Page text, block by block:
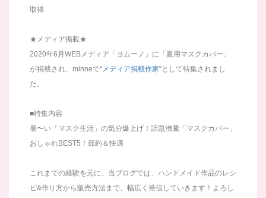
取得
★メディア掲載★
2020年6月WEBメディア「ヨムーノ」に「夏用マスクカバー」
が掲載され、minneで“メディア掲載作家”として特集されまし
た。
■特集内容
暑〜い「マスク生活」の気分爆上げ！話題沸騰「マスクカバー」
おしゃれBEST5！節約＆快適
これまでの経験を元に、当ブログでは、ハンドメイド作品のレシ
ピ&作り方から販売方法まで、幅広く発信していきます！よろし